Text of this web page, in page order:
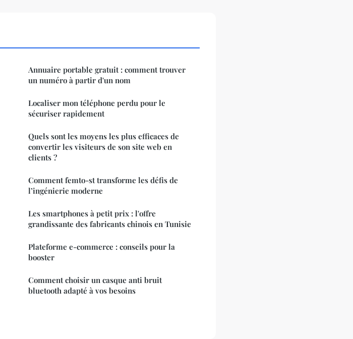
Annuaire portable gratuit : comment trouver
un numéro à partir d'un nom
Localiser mon téléphone perdu pour le
sécuriser rapidement
Quels sont les moyens les plus efficaces de
convertir les visiteurs de son site web en
clients ?
Comment femto-st transforme les défis de
l’ingénierie moderne
Les smartphones à petit prix : l'offre
grandissante des fabricants chinois en Tunisie
Plateforme e-commerce : conseils pour la
booster
Comment choisir un casque anti bruit
bluetooth adapté à vos besoins